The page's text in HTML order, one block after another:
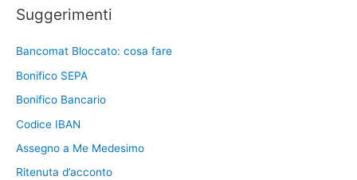
Suggerimenti
Bancomat Bloccato: cosa fare
Bonifico SEPA
Bonifico Bancario
Codice IBAN
Assegno a Me Medesimo
Ritenuta d’acconto